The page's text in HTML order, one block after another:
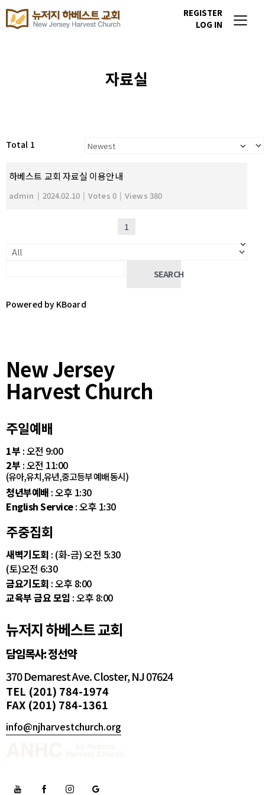
REGISTER
LOG IN
자료실
Total 1
하베스트 교회 자료실 이용안내
admin | 2024.02.10 | Votes 0 | Views 380
1
SEARCH
Powered by KBoard
New Jersey
Harvest Church
주일예배
1부 : 오전 9:00
2부 : 오전 11:00
(유아,유치,유년,중고등부 예배 동시)
청년부예배 : 오후 1:30
English Service: 오후 1:30
주중집회
새벽기도회 : (화-금) 오전 5:30
(토)오전 6:30
금요기도회 : 오후 8:00
교육부 금요 모임 : 오후 8:00
뉴저지 하베스트 교회
담임목사: 정선약
370 Demarest Ave. Closter, NJ 07624
TEL (201) 784-1974
FAX (201) 784-1361
info@njharvestchurch.org